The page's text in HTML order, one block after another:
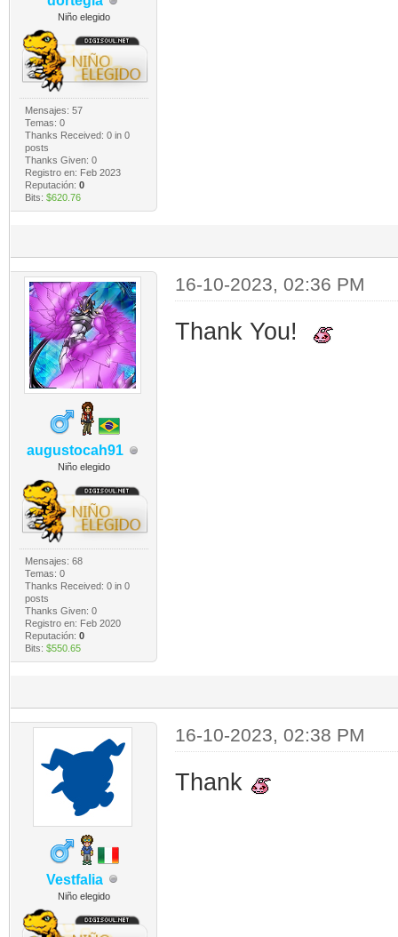
Niño elegido
Mensajes: 57
Temas: 0
Thanks Received: 0in 0
posts
Thanks Given: 0
Registro en: Feb 2023
Reputación: 0
Bits: $620.76
augustocah91
Niño elegido
Mensajes: 68
Temas: 0
Thanks Received: 0in 0
posts
Thanks Given: 0
Registro en: Feb 2020
Reputación: 0
Bits: $550.65
16-10-2023, 02:36 PM
Thank You!
Vestfalia
Niño elegido
16-10-2023, 02:38 PM
Thank